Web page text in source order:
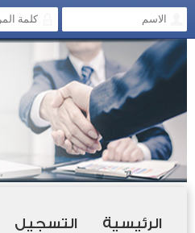
الرئيسية التسجيل